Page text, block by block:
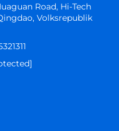
Road, Hi-Tech
Volksrepublik